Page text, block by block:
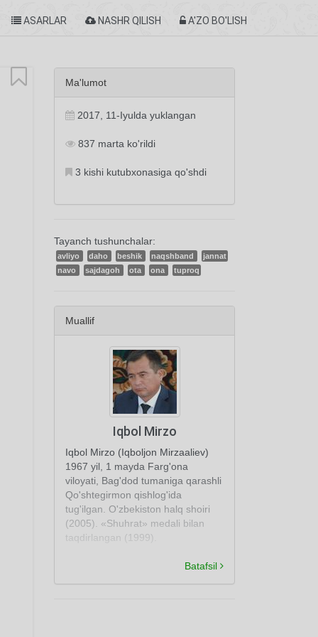
ASARLAR NASHR QILISH A'ZO BO'LISH
Ma'lumot
2017, 11-Iyulda yuklangan
837 marta ko'rildi
3 kishi kutubxonasiga qo'shdi
Tayanch tushunchalar:
avliyo daho beshik naqshband
jannat
navo
sajdagoh ota ona tuproq
Muallif
Iqbol Mirzo
Iqbol Mirzo (Iqboljon Mirzaaliev)
1967 yil, 1 mayda Farg'ona
viloyati, Bag'dod tumaniga qarashli
Qo'shtegirmon qishlog'ida
tug'ilgan. O'zbekiston halq shoiri
(2005). «Shuhrat» medali bilan
taqdirlangan (1999).
Batafsil